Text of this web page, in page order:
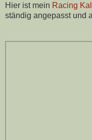
Hier ist mein Racing
ständig angepasst und